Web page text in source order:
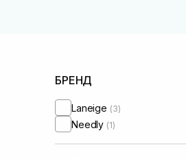
БРЕНД
Laneige (3)
Needly (1)